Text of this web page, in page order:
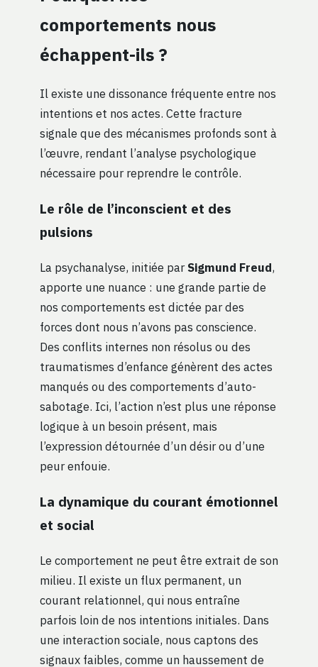
comportements nous
échappent-ils ?
Il existe une dissonance fréquente entre nos
intentions et nos actes. Cette fracture
signale que des mécanismes profonds sont à
l’œuvre, rendant l’analyse psychologique
nécessaire pour reprendre le contrôle.
Le rôle de l’inconscient et des
pulsions
La psychanalyse, initiée parSigmund Freud,
apporte une nuance : une grande partie de
nos comportements est dictée par des
forces dont nous n’avons pas conscience.
Des conflits internes non résolus ou des
traumatismes d’enfance génèrent des actes
manqués ou des comportements d’auto-
sabotage. Ici, l’action n’est plus une réponse
logique à un besoin présent, mais
l’expression détournée d’un désir ou d’une
peur enfouie.
La dynamique du courant émotionnel
et social
Le comportement ne peut être extrait de son
milieu. Il existe un flux permanent, un
courant relationnel, qui nous entraîne
parfois loin de nos intentions initiales. Dans
une interaction sociale, nous captons des
signaux faibles, comme un haussement de